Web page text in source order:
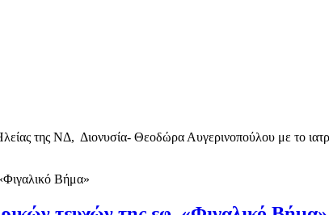
της ΝΔ, Διονυσία- Θεοδώρα Αυγερινοπούλου με το